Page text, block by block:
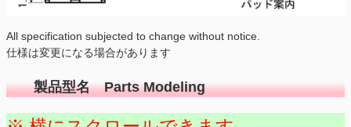
All specification subjected to change without notice.
仕様は変更になる場合があります
製品型名 Parts Modeling